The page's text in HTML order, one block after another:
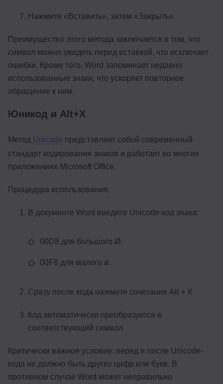
Нажмите «Вставить», затем «Закрыть».
Преимущество этого метода заключается в том, что
символ можно увидеть перед вставкой, что исключает
ошибки. Кроме того, Word запоминает недавно
использованные знаки, что ускоряет повторное
обращение к ним.
Юникод и Alt+X
Метод Unicode представляет собой современный
стандарт кодирования знаков и работает во многих
приложениях Microsoft Office.
Процедура использования:
В документе Word введите Unicode-код знака:
00D8 для большого Ø.
00F8 для малого ø.
Сразу после кода нажмите сочетание Alt + X
Код автоматически преобразуется в
соответствующий символ
Критически важное условие: перед и после Unicode-
кода не должно быть других цифр или букв. В
противном случае Word может неправильно